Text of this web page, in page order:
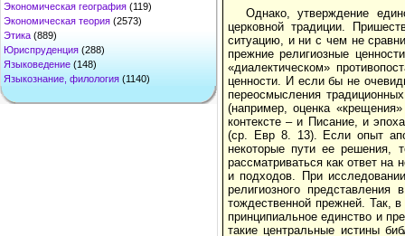
Экономическая география (119)
Экономическая теория (2573)
Этика (889)
Юриспруденция (288)
Языковедение (148)
Языкознание, филология (1140)
Однако, утверждение
церковной традиции.
ситуацию, и ни с чем не
прежние религиозные
«диалектическом»
ценности. И если бы не
переосмысления
(например, оценка
контексте – и Писание, и
(ср. Евр 8. 13). Если опыт
некоторые пути ее решения,
рассматриваться как ответ на
и подходов. При
религиозного
тождественной прежней. Так,
принципиальное единство и
такие центральные истины